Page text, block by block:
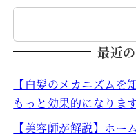
最近
【白髪のメカニズムを
もっと効果的になります
【美容師が解説】ホー